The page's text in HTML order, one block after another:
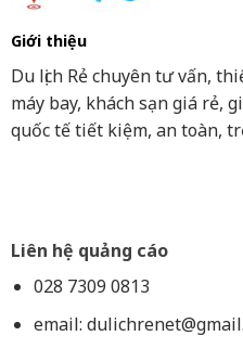
Giới thiệu
Du lịch Rẻ chuyên tư vấn,
máy bay, khách sạn giá rẻ,
quốc tế tiết kiệm, an toàn,
Liên hệ quảng cáo
028 7309 0813
email: